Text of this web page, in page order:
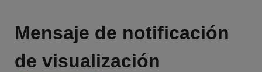
Mensaje de notificación
de visualización